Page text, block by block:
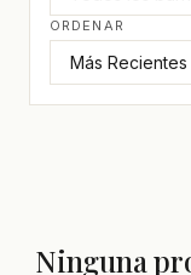
ORDENAR
Ninguna